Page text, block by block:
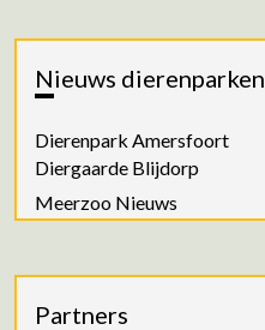
Nieuws dierenparken
Dierenpark Amersfoort
Diergaarde Blijdorp
Meerzoo Nieuws
Partners